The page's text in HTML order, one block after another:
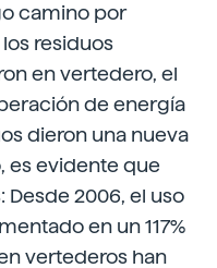
camino por
los residuos
en vertedero, el
de energía
dieron una nueva
es evidente que
2006, el uso
en un 117%
vertederos han